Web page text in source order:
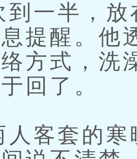
一半，放
提醒。他
方式，洗
回了。
客套的寒